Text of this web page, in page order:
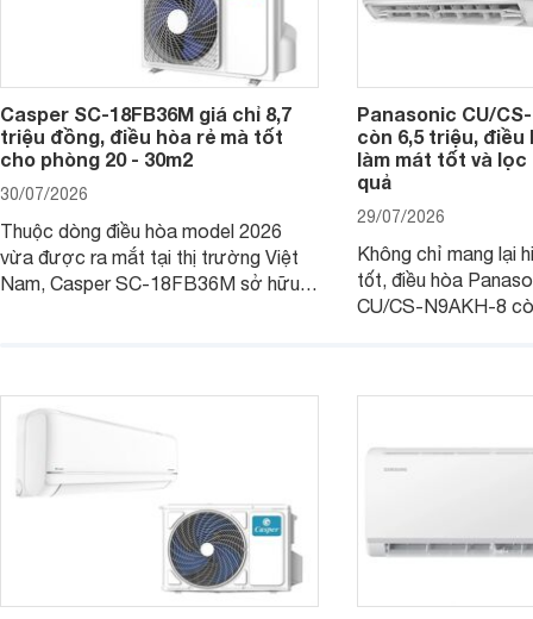
Casper SC-18FB36M giá chỉ 8,7
triệu đồng, điều hòa rẻ mà tốt
cho phòng 20 - 30m2
30/07/2026
Thuộc dòng điều hòa model 2026
vừa được ra mắt tại thị trường Việt
Nam, Casper SC-18FB36M sở hữu
nhiều tính năng và công nghệ hiện đại.
Panasonic CU/
còn 6,5 triệu, điều
làm mát tốt và lọc
quả
29/07/2026
Không chỉ mang lại
tốt, điều hòa
CU/CS-N9AKH-8